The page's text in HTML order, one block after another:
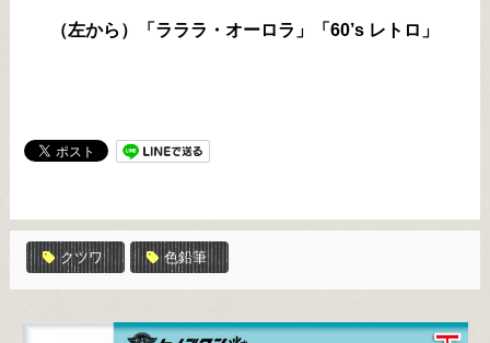
（左から）「ラララ・オーロラ」「60’s レトロ」
クツワ 色鉛筆